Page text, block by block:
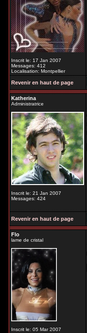
Inscrit le: 17 Jan 2007
Messages: 412
Localisation: Montpellier
Revenir en haut de page
Katherina
Administratrice
Inscrit le: 21 Jan 2007
Messages: 424
Revenir en haut de page
Flo
lame de cristal
Inscrit le: 05 Mar 2007